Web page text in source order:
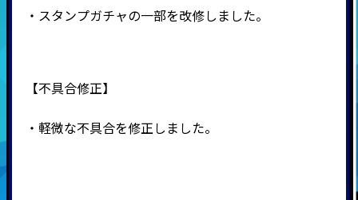
・スタンプガチャの一部を改修しました。
【不具合修正】
・軽微な不具合を修正しました。